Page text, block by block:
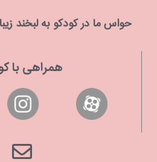
حواس ما در كودكو به لبخند
همراهی با